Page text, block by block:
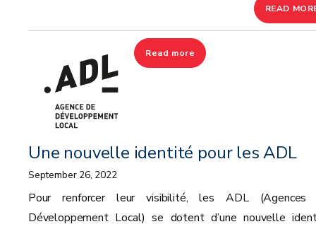
READ
Read more
Une nouvelle identité pour les ADL
September 26, 2022
Pour renforcer leur visibilité, les ADL (Agences
Développement Local) se dotent d’une nouvelle